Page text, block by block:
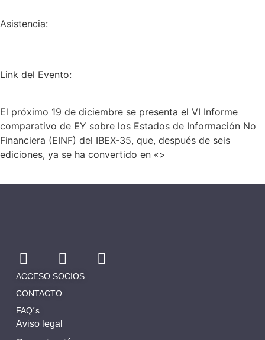
Asistencia:
Link del Evento:
El próximo 19 de diciembre se presenta el VI Informe
comparativo de EY sobre los Estados de Información No
Financiera (EINF) del IBEX-35, que, después de seis
ediciones, ya se ha convertido en «>
Aviso legal
ACCESO SOCIOS
CONTACTO
FAQ´s